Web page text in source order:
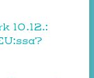
10.12.: